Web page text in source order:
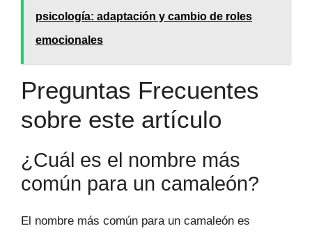
psicología: adaptación y cambio de roles
emocionales
Preguntas Frecuentes
sobre este artículo
¿Cuál es el nombre más
común para un camaleón?
El nombre más común para un camaleón es